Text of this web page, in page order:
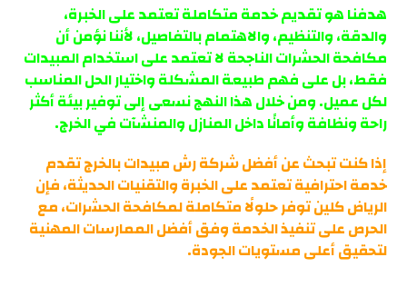
هدفنا هو تقديم خدمة متكاملة تعتمد على الخبرة،
والدقة، والتنظيم، والاهتمام بالتفاصيل، لأننا نؤمن أن
مكافحة الحشرات الناجحة لا تعتمد على استخدام المبيدات
فقط، بل على فهم طبيعة المشكلة واختيار الحل المناسب
لكل عميل. ومن خلال هذا النهج نسعى إلى توفير بيئة أكثر
راحة ونظافة وأمانًا داخل المنازل والمنشآت في الخرج.
إذا كنت تبحث عن أفضل شركة رش مبيدات بالخرج تقدم
خدمة احترافية تعتمد على الخبرة والتقنيات الحديثة، فإن
الرياض كلين توفر حلولًا متكاملة لمكافحة الحشرات، مع
الحرص على تنفيذ الخدمة وفق أفضل الممارسات المهنية
لتحقيق أعلى مستويات الجودة.